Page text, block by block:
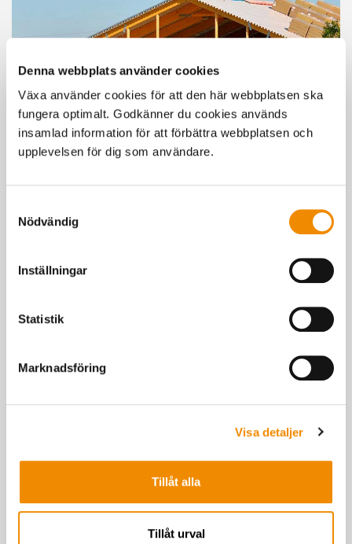
Denna webbplats använder cookies
Växa använder cookies för att den här webbplatsen ska
fungera optimalt. Godkänner du cookies används
insamlad information för att förbättra webbplatsen och
upplevelsen för dig som användare.
Nödvändig
Inställningar
Statistik
Marknadsföring
Visa detaljer
Tillåt alla
Tillåt urval
Smittskyddssamråd
stallar som håller kostsamma sjukdomar borta. Vid ett
utforma en smittsäkrad och hygienisk stallmiljö.
Du får en helhetstjänst för djurhälsa där du, din personal och
och en störningsfri djurhållning.